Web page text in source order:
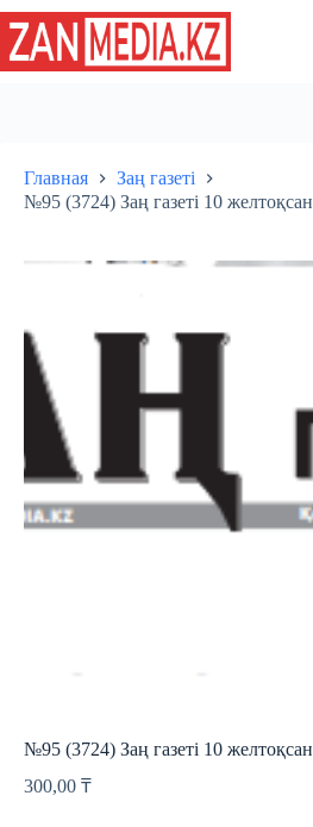
Перейти
сути
Главная
Заң газеті
№95 (3724) Заң газеті 10 желтоқсан
№95 (3724) Заң газеті 10 желтоқсан
300,00 ₸